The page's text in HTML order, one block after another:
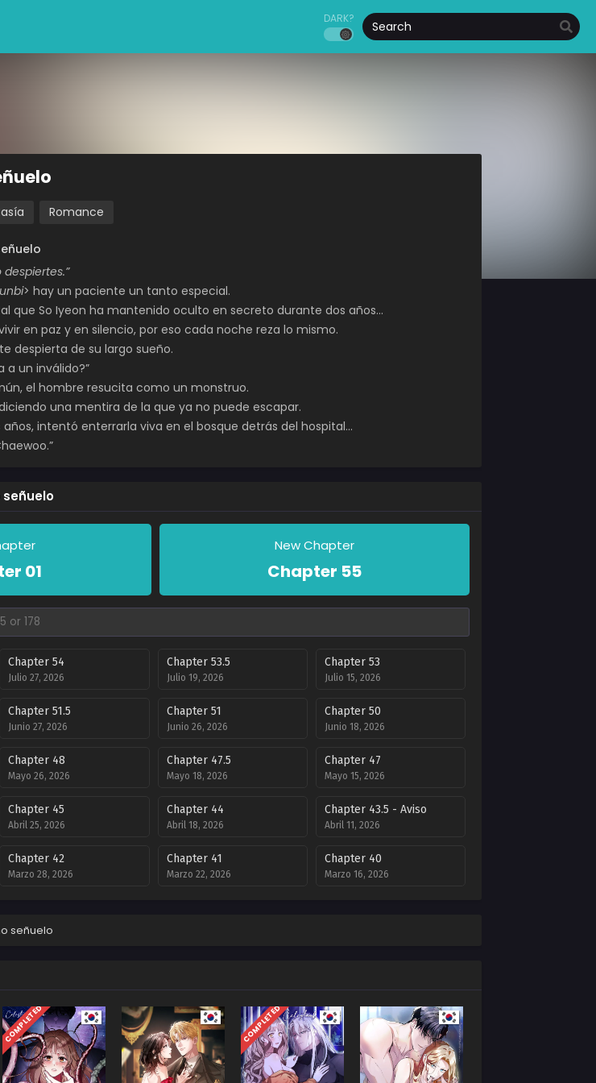
DARK?
Romance
despiertes.”
> hay un paciente un tanto especial.
que So Iyeon ha mantenido oculto en secreto durante dos años…
en paz y en silencio, por eso cada noche reza lo mismo.
despierta de su largo sueño.
a un inválido?”
el hombre resucita como un monstruo.
una mentira de la que ya no puede escapar.
años, intentó enterrarla viva en el bosque detrás del hospital…
01
New Chapter
Chapter 55
Chapter 54
Julio 27, 2026
Chapter 53.5
Julio 19, 2026
Chapter 53
Julio 15, 2026
Chapter 51.5
Junio 27, 2026
Chapter 51
Junio 26, 2026
Chapter 50
Junio 18, 2026
Chapter 48
Mayo 26, 2026
Chapter 47.5
Mayo 18, 2026
Chapter 47
Mayo 15, 2026
Chapter 45
Abril 25, 2026
Chapter 44
Abril 18, 2026
Chapter 43.5 - Aviso
Abril 11, 2026
Chapter 42
Marzo 28, 2026
Chapter 41
Marzo 22, 2026
Chapter 40
Marzo 16, 2026
Enero 31, 2026 Diciembre 7, 2025
Chapter 30
Noviembre 29, 2025
Chapter 29
Noviembre 29, 2025
Chapter 28
Noviembre 26, 2025
Chapter 26 Chapter 25 Chapter 24
señuelo
COMPLETED COMPLETED